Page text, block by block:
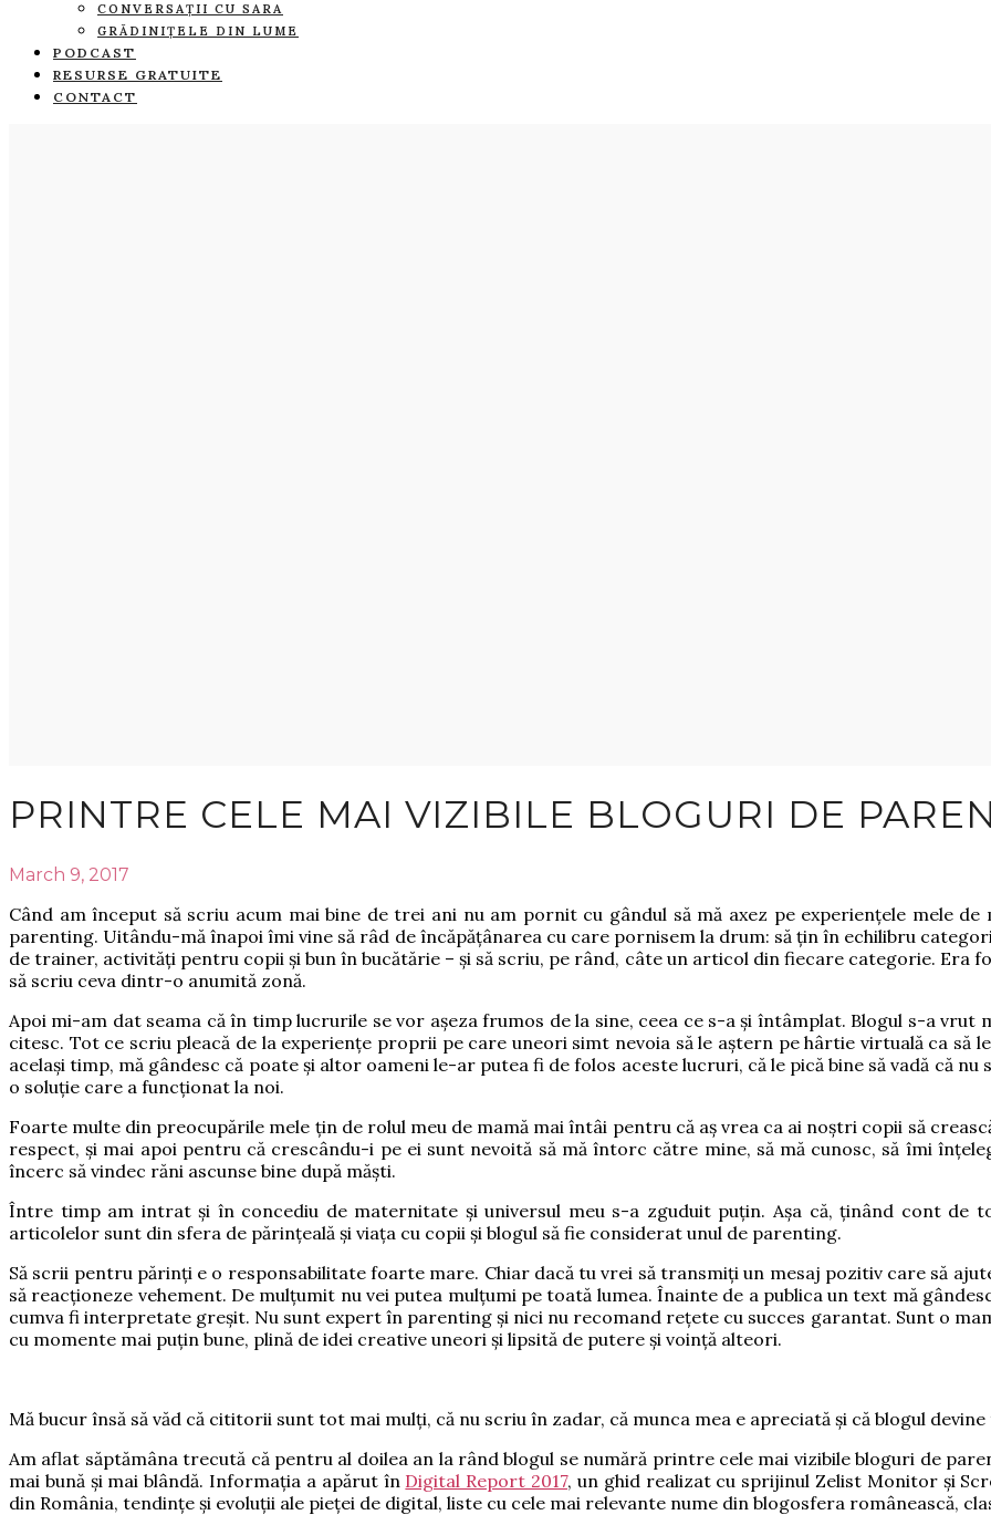
CONVERSAȚII CU SARA
GRĂDINIȚELE DIN LUME
PODCAST
RESURSE GRATUITE
CONTACT
PRINTRE CELE MAI VIZIBILE BLOGURI DE
March 9, 2017
Când am început să scriu acum mai bine de trei ani nu am pornit cu gândul să mă axez pe experiențele mele
parenting. Uitându-mă înapoi îmi vine să râd de încăpățânarea cu care pornisem la drum: să țin în echilibru
de trainer, activități pentru copii și bun în bucătărie – și să scriu, pe rând, câte un articol din fiecare categorie.
să scriu ceva dintr-o anumită zonă.
Apoi mi-am dat seama că în timp lucrurile se vor așeza frumos de la sine, ceea ce s-a și întâmplat. Blogul s-a
citesc. Tot ce scriu pleacă de la experiențe proprii pe care uneori simt nevoia să le aștern pe hârtie virtuală ca să
același timp, mă gândesc că poate și altor oameni le-ar putea fi de folos aceste lucruri, că le pică bine să vadă că
o soluție care a funcționat la noi.
Foarte multe din preocupările mele țin de rolul meu de mamă mai întâi pentru că aș vrea ca ai noștri copii să
respect, și mai apoi pentru că crescându-i pe ei sunt nevoită să mă întorc către mine, să mă cunosc, să îmi
încerc să vindec răni ascunse bine după măști.
Între timp am intrat și în concediu de maternitate și universul meu s-a zguduit puțin. Așa că, ținând cont de
articolelor sunt din sfera de părințeală și viața cu copii și blogul să fie considerat unul de parenting.
Să scrii pentru părinți e o responsabilitate foarte mare. Chiar dacă tu vrei să transmiți un mesaj pozitiv care să
să reacționeze vehement. De mulțumit nu vei putea mulțumi pe toată lumea. Înainte de a publica un text mă
cumva fi interpretate greșit. Nu sunt expert în parenting și nici nu recomand rețete cu succes garantat. Sunt o
cu momente mai puțin bune, plină de idei creative uneori și lipsită de putere și voință alteori.
Mă bucur însă să văd că cititorii sunt tot mai mulți, că nu scriu în zadar, că munca mea e apreciată și că blogul
Am aflat săptămâna trecută că pentru al doilea an la rând blogul se numără printre cele mai vizibile bloguri de
mai bună și mai blândă. Informația a apărut în Digital Report 2017, un ghid realizat cu sprijinul Zelist Monitor și
din România, tendințe și evoluții ale pieței de digital, liste cu cele mai relevante nume din blogosfera românească,